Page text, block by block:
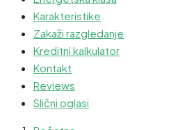
Karakteristike
Zakaži razgledanje
Kreditni kalkulator
Kontakt
Reviews
Slični oglasi